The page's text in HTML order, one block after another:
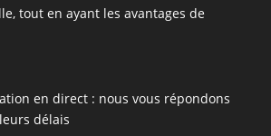
tout en ayant les avantages de
en direct : nous vous répondons
délais